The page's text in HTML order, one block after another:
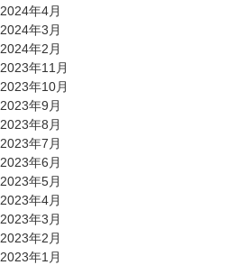
2024年4月
2024年3月
2024年2月
2023年11月
2023年10月
2023年9月
2023年8月
2023年7月
2023年6月
2023年5月
2023年4月
2023年3月
2023年2月
2023年1月